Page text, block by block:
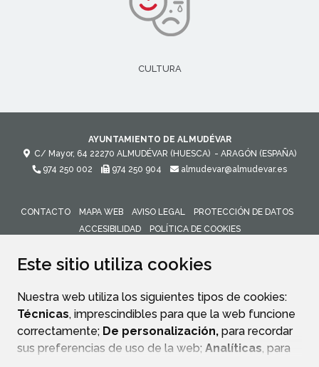
Este sitio utiliza cookies
Nuestra web utiliza los siguientes tipos de cookies:
Técnicas, imprescindibles para que la web funcione
correctamente; De personalización, para recordar
sus preferencias de uso de la web; Analíticas, para
CULTURA
AYUNTAMIENTO DE ALMUDÉVAR
C/ Mayor, 64 22270 ALMUDÉVAR (HUESCA) - ARAGÓN (ESPAÑA)
974 250 002
974 250 904 almudevar@almudevar.es
CONTACTO MAPA WEB AVISO LEGAL
PROTECCIÓN DE DATOS
ACCESIBILIDAD
POLÍTICA DE COOKIES